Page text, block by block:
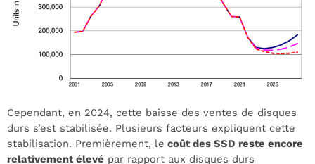
Cependant, en 2024, cette baisse des ventes de disques
durs s’est stabilisée. Plusieurs facteurs expliquent cette
stabilisation. Premièrement, le coût des SSD reste encore
relativement élevé par rapport aux disques durs